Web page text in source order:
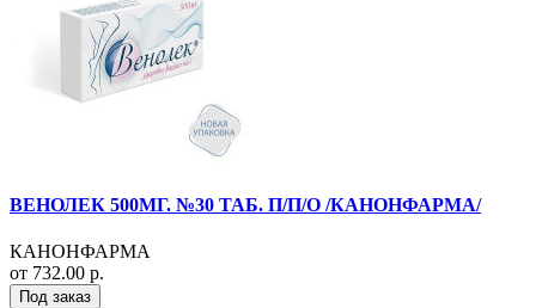
ВЕНОЛЕК 500МГ. №30 ТАБ. П/П/О /КАНОНФАРМА/
КАНОНФАРМА
от 732.00 р.
Под заказ